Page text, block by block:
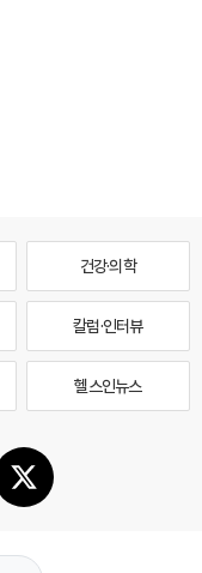
건강·의학
칼럼·인터뷰
헬스인뉴스